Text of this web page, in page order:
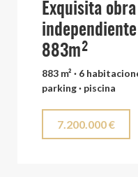
Exquisita
883m²
883 m² · 6
parking · piscina
7.200.000 €